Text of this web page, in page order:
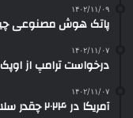
۱۴۰۲/۱۱/۰۹
پاتک هوش مصنوعی
۱۴۰۲/۱۱/۰۷
درخواست ترامپ از
۱۴۰۲/۱۱/۰۷
آمریکا در ۲۰۲۴ چقدر سلاح صادر کرد؟